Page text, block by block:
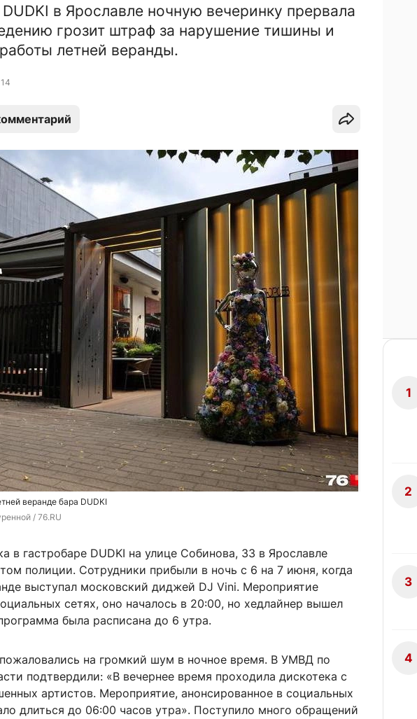
в Ярославле ночную вечеринку прервала
грозит штраф за нарушение тишины и
летней веранды.
14
веранде бара DUDKI
/ 76.RU
в гастробаре DUDKI на улице Собинова, 33 в Ярославле
полиции. Сотрудники прибыли в ночь с 6 на 7 июня, когда
выступал московский диджей DJ Vini. Мероприятие
сетях, оно началось в 20:00, но хедлайнер вышел
была расписана до 6 утра.
на громкий шум в ночное время. В УМВД по
подтвердили: «В вечернее время проходила дискотека с
артистов. Мероприятие, анонсированное в социальных
длиться до 06:00 часов утра». Поступило много обращений
1
2
3
4